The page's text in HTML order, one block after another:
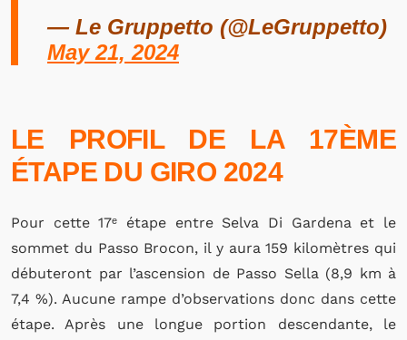
— Le Gruppetto (@LeGruppetto)
May 21, 2024
LE PROFIL DE LA 17ÈME
ÉTAPE DU GIRO 2024
Pour cette 17ᵉ étape entre Selva Di Gardena et le
sommet du Passo Brocon, il y aura 159 kilomètres qui
débuteront par l’ascension de Passo Sella (8,9 km à
7,4 %). Aucune rampe d’observations donc dans cette
étape. Après une longue portion descendante, le